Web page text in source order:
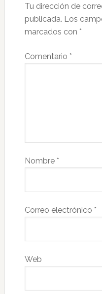
Tu dirección de
publicada. Los
marcados con *
Comentario *
Nombre *
Correo electrónico *
Web